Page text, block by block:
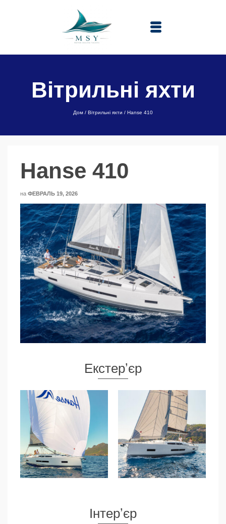
Вітрильні яхти
Дом / Вітрильні яхти / Hanse 410
Hanse 410
на ФЕВРАЛЬ 19, 2026
Екстерʼєр
Інтерʼєр